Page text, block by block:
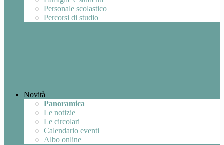
Personale scolastico
Percorsi di studio
Novità
Panoramica
Le notizie
Le circolari
Calendario eventi
Albo online